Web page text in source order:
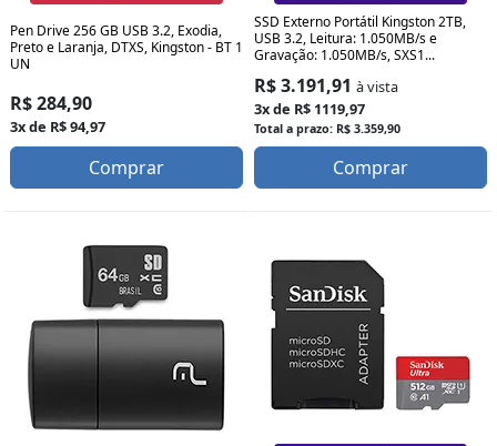
Pen Drive 256 GB USB 3.2, Exodia,
Preto e Laranja, DTXS, Kingston - BT 1
UN
R$ 284,90
3x de R$ 94,97
Comprar
SSD Externo Portátil Kingston 2TB,
USB 3.2, Leitura: 1.050MB/s e
Gravação: 1.050MB/s, SXS1...
R$ 3.191,91 à vista
3x de R$ 1119,97
Total a prazo: R$ 3.359,90
Comprar